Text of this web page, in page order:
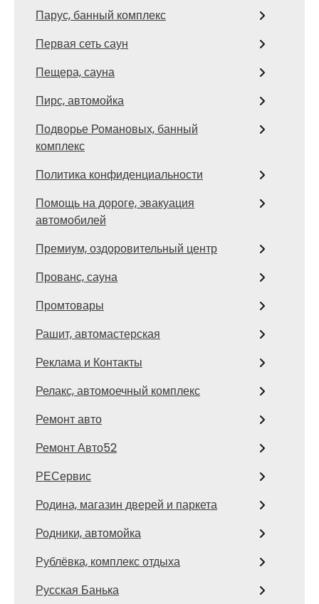
Парус, банный комплекс
Первая сеть саун
Пещера, сауна
Пирс, автомойка
Подворье Романовых, банный
комплекс
Политика конфиденциальности
Помощь на дороге, эвакуация
автомобилей
Премиум, оздоровительный центр
Прованс, сауна
Промтовары
Рашит, автомастерская
Реклама и Контакты
Релакс, автомоечный комплекс
Ремонт авто
Ремонт Авто52
РЕСервис
Родина, магазин дверей и паркета
Родники, автомойка
Рублёвка, комплекс отдыха
Русская Банька